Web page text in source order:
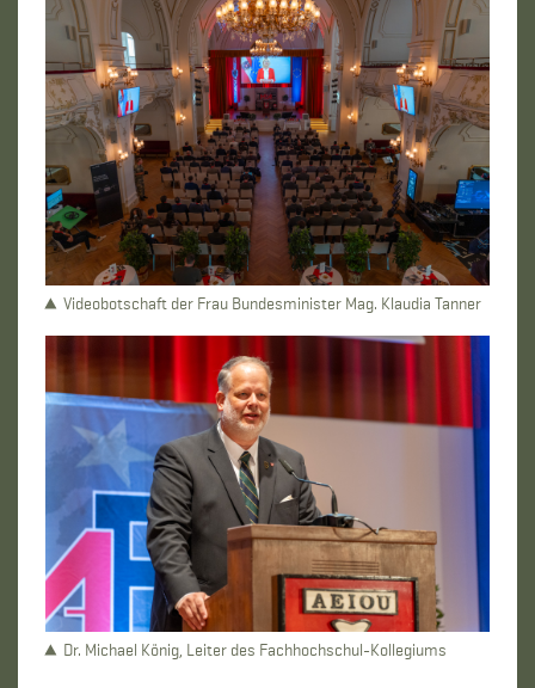
Videobotschaft der Frau Bundesminister Mag. Klaudia Tanner
Dr. Michael König, Leiter des Fachhochschul-Kollegiums